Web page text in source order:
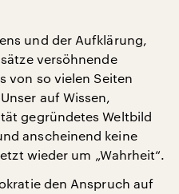
und der Aufklärung,
versöhnende
von so vielen Seiten
auf Wissen,
gegründetes Weltbild
anscheinend keine
wieder um „Wahrheit“.
den Anspruch auf